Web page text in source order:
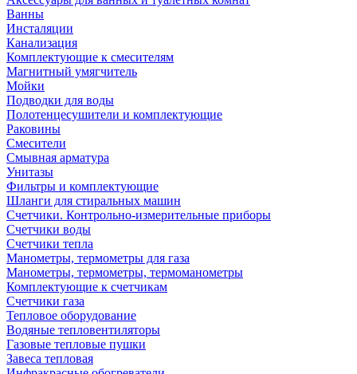
Ванны
Инсталяции
Канализация
Комплектующие к смесителям
Магнитный умягчитель
Мойки
Подводки для воды
Полотенцесушители и комплектующие
Раковины
Смесители
Смывная арматура
Унитазы
Фильтры и комплектующие
Шланги для стиральных машин
Счетчики. Контрольно-измерительные приборы
Счетчики воды
Счетчики тепла
Манометры, термометры для газа
Манометры, термометры, термоманометры
Комплектующие к счетчикам
Счетчики газа
Тепловое оборудование
Водяные тепловентиляторы
Газовые тепловые пушки
Завеса тепловая